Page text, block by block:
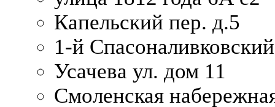
Капельский пер. д.5
1-й
Усачева ул. дом 11
Смоленская